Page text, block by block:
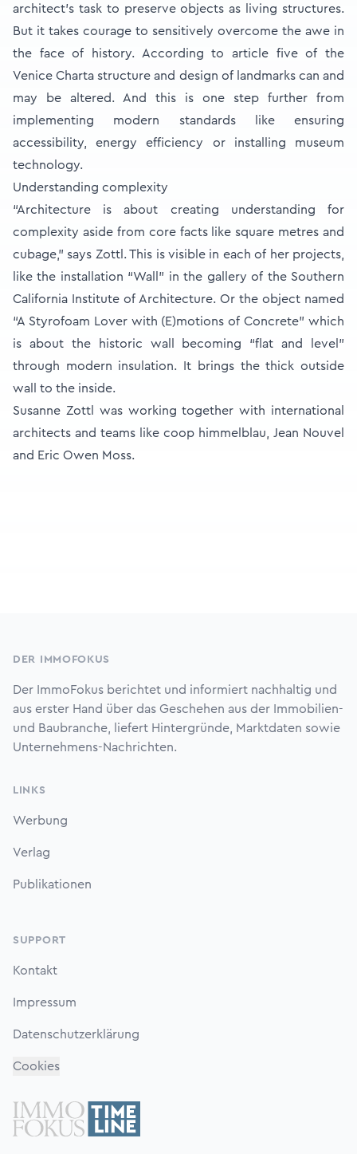
architect’s task to preserve objects as living structures.
But it takes courage to sensitively overcome the awe in
the face of history. According to article five of the
Venice Charta structure and design of landmarks can and
may be altered. And this is one step further from
implementing modern standards like ensuring
accessibility, energy efficiency or installing museum
technology.
Understanding complexity
“Architecture is about creating understanding for
complexity aside from core facts like square metres and
cubage,” says Zottl. This is visible in each of her projects,
like the installation “Wall” in the gallery of the Southern
California Institute of Architecture. Or the object named
“A Styrofoam Lover with (E)motions of Concrete” which
is about the historic wall becoming “flat and level”
through modern insulation. It brings the thick outside
wall to the inside.
Susanne Zottl was working together with international
architects and teams like coop himmelblau, Jean Nouvel
and Eric Owen Moss.
DER IMMOFOKUS
Der ImmoFokus berichtet und informiert nachhaltig und
aus erster Hand über das Geschehen aus der Immobilien-
und Baubranche, liefert Hintergründe, Marktdaten sowie
Unternehmens-Nachrichten.
LINKS
Werbung
Verlag
Publikationen
SUPPORT
Kontakt
Impressum
Datenschutzerklärung
Cookies